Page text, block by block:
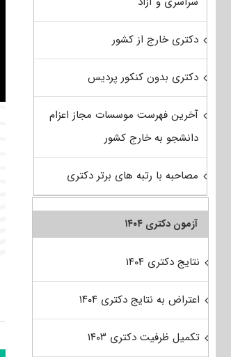
دکتری خارج از کشور
دکتری بدون کنکور پردیس
آخرین فهرست موسسات مجاز اعزام
دانشجو به خارج کشور
مصاحبه با رتبه های برتر دکتری
آزمون دکتری ۱۴۰۴
نتایج دکتری ۱۴۰۴
اعتراض به نتایج دکتری ۱۴۰۴
تکمیل ظرفیت دکتری ۱۴۰۳